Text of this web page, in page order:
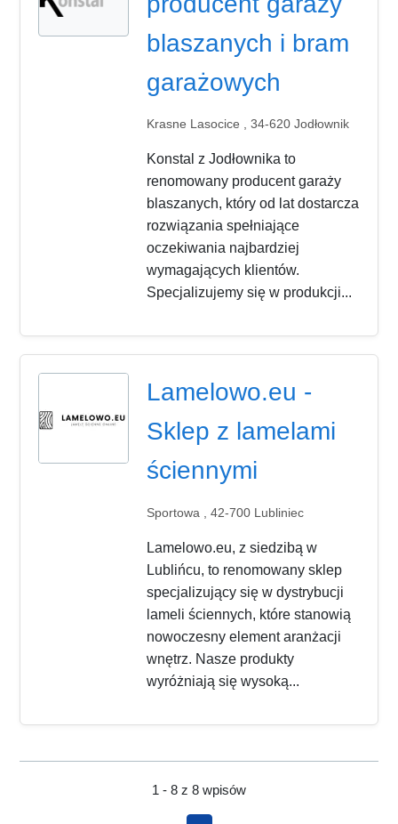
blaszanych i bram
garażowych
Krasne Lasocice , 34-620 Jodłownik
Konstal z Jodłownika to
renomowany producent garaży
blaszanych, który od lat dostarcza
rozwiązania spełniające
oczekiwania najbardziej
wymagających klientów.
Specjalizujemy się w produkcji...
Lamelowo.eu -
Sklep z lamelami
ściennymi
Sportowa , 42-700 Lubliniec
Lamelowo.eu, z siedzibą w
Lublińcu, to renomowany sklep
specjalizujący się w dystrybucji
lameli ściennych, które stanowią
nowoczesny element aranżacji
wnętrz. Nasze produkty
wyróżniają się wysoką...
1 - 8 z 8 wpisów